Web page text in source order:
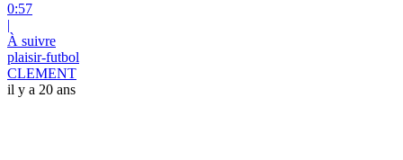
0:57
|
À suivre
plaisir-futbol
CLEMENT
il y a 20 ans